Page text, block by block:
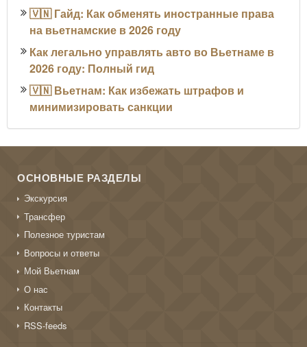
🇻🇳 Гайд: Как обменять иностранные права
на вьетнамские в 2026 году
Как легально управлять авто во Вьетнаме в
2026 году: Полный гид
🇻🇳 Вьетнам: Как избежать штрафов и
минимизировать санкции
ОСНОВНЫЕ РАЗДЕЛЫ
Экскурсия
Трансфер
Полезное туристам
Вопросы и ответы
Мой Вьетнам
О нас
Контакты
RSS-feeds